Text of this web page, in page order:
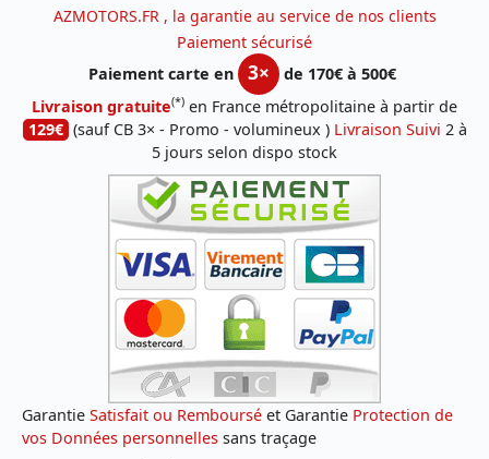
AZMOTORS.FR , la garantie au service de nos clients
Paiement sécurisé
Paiement carte en
3×
de 170€ à 500€
Livraison gratuite(*) en France métropolitaine à partir de
129€ (sauf CB 3× - Promo - volumineux ) Livraison Suivi 2 à
5 jours selon dispo stock
Garantie Satisfait ou Remboursé et Garantie Protection de
vos Données personnelles sans traçage